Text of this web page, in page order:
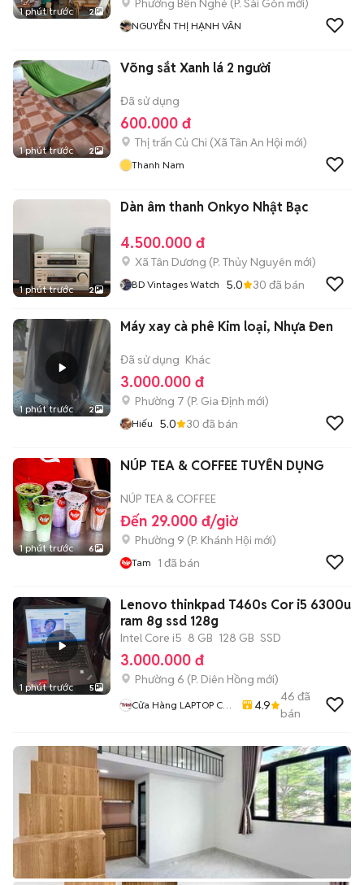
1 phút trước 2
Phường Bến Nghé (P. Sài Gòn mới)
NGUYỄN THỊ HẠNH VÂN
1 phút trước 2
Võng sắt Xanh lá 2 người
Đã sử dụng
600.000 đ
Thị trấn Củ Chi (Xã Tân An Hội mới)
Thanh Nam
1 phút trước 2
Dàn âm thanh Onkyo Nhật Bạc
4.500.000 đ
Xã Tân Dương (P. Thủy Nguyên mới)
BD Vintages Watch 5.0 30 đã bán
1 phút trước 2
Máy xay cà phê Kim loại, Nhựa Đen
Đã sử dụng Khác
3.000.000 đ
Phường 7 (P. Gia Định mới)
Hiếu 5.0 30 đã bán
1 phút trước 6
NÚP TEA & COFFEE TUYỂN DỤNG
NÚP TEA & COFFEE
Đến 29.000 đ/giờ
Phường 9 (P. Khánh Hội mới)
Tam 1 đã bán
1 phút trước 5
Lenovo thinkpad T460s Cor i5 6300u
ram 8g ssd 128g
Intel Core i5 8 GB 128 GB SSD
3.000.000 đ
Phường 6 (P. Diên Hồng mới)
Cửa Hàng LAPTOP Cũ
4.9
46 đã
bán